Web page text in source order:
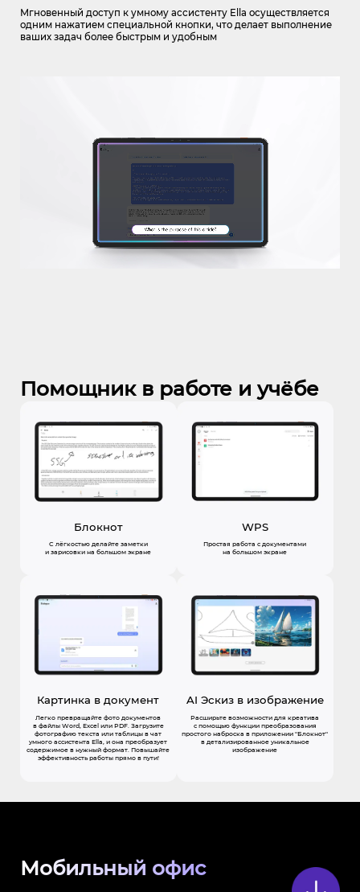
Мгновенный доступ к умному ассистенту Ella осуществляется
одним нажатием специальной кнопки, что делает выполнение
ваших задач более быстрым и удобным
Помощник в работе и учёбе
Блокнот
С лёгкостью делайте заметки
и зарисовки на большом экране
WPS
Простая работа с документами
на большом экране
Картинка в документ
Легко превращайте фото документов
в файлы Word, Excel или PDF. Загрузите
фотографию текста или таблицы в чат
умного ассистента Ella, и она преобразует
содержимое в нужный формат. Повышайте
эффективность работы прямо в пути!
AI Эскиз в изображение
Расширьте возможности для креатива
с помощью функции преобразования
простого наброска в приложении "Блокнот"
в детализированное уникальное
изображение
Мобильный офис